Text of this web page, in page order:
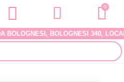
0
BOLOGNESI 340,